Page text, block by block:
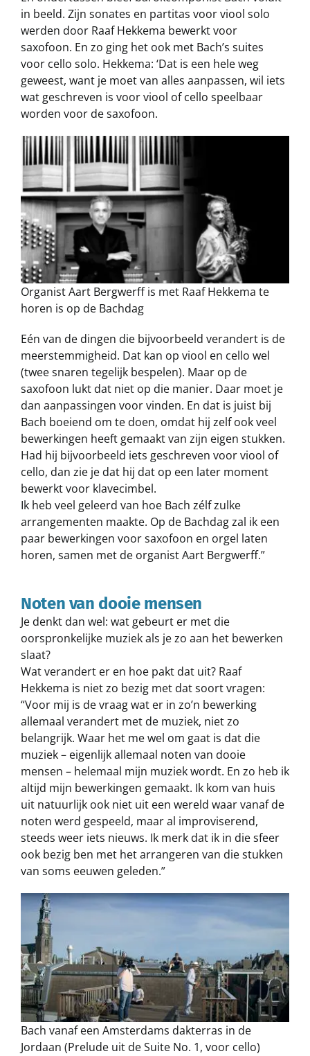
in beeld. Zijn sonates en partitas voor viool solo
werden door Raaf Hekkema bewerkt voor
saxofoon. En zo ging het ook met Bach’s suites
voor cello solo. Hekkema: ‘Dat is een hele weg
geweest, want je moet van alles aanpassen, wil iets
wat geschreven is voor viool of cello speelbaar
worden voor de saxofoon.
Organist Aart Bergwerff is met Raaf Hekkema te
horen is op de Bachdag
Eén van de dingen die bijvoorbeeld verandert is de
meerstemmigheid. Dat kan op viool en cello wel
(twee snaren tegelijk bespelen). Maar op de
saxofoon lukt dat niet op die manier. Daar moet je
dan aanpassingen voor vinden. En dat is juist bij
Bach boeiend om te doen, omdat hij zelf ook veel
bewerkingen heeft gemaakt van zijn eigen stukken.
Had hij bijvoorbeeld iets geschreven voor viool of
cello, dan zie je dat hij dat op een later moment
bewerkt voor klavecimbel.
Ik heb veel geleerd van hoe Bach zélf zulke
arrangementen maakte. Op de Bachdag zal ik een
paar bewerkingen voor saxofoon en orgel laten
horen, samen met de organist Aart Bergwerff.”
Noten van dooie mensen
Je denkt dan wel: wat gebeurt er met die
oorspronkelijke muziek als je zo aan het bewerken
slaat?
Wat verandert er en hoe pakt dat uit? Raaf
Hekkema is niet zo bezig met dat soort vragen:
“Voor mij is de vraag wat er in zo’n bewerking
allemaal verandert met de muziek, niet zo
belangrijk. Waar het me wel om gaat is dat die
muziek – eigenlijk allemaal noten van dooie
mensen – helemaal mijn muziek wordt. En zo heb ik
altijd mijn bewerkingen gemaakt. Ik kom van huis
uit natuurlijk ook niet uit een wereld waar vanaf de
noten werd gespeeld, maar al improviserend,
steeds weer iets nieuws. Ik merk dat ik in die sfeer
ook bezig ben met het arrangeren van die stukken
van soms eeuwen geleden.”
Bach vanaf een Amsterdams dakterras in de
Jordaan (Prelude uit de Suite No. 1, voor cello)